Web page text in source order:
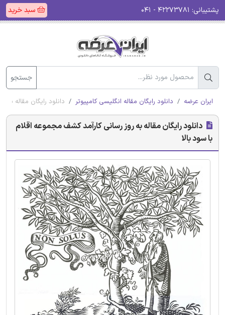
پشتیبانی: سبد خرید
جستجو
ایران عرضه دانلود رایگان مقاله انگلیسی کامپیوتر دانلود رایگان مقاله
دانلود رایگان مقاله به روز رسانی کارآمد کشف مجموعه اقلام
با سود بالا